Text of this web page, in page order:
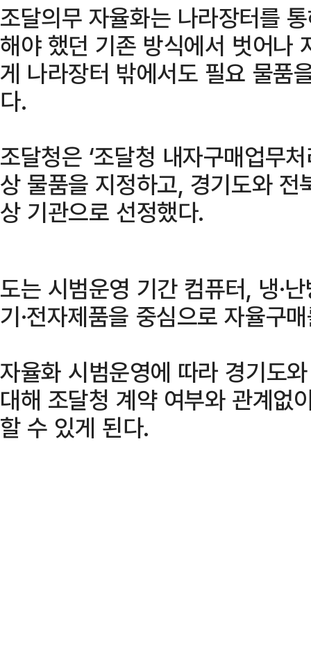
조달의무 자율화는 나라장터를
해야 했던 기존 방식에서 벗어나
게 나라장터 밖에서도 필요 물품
다.
조달청은 ‘조달청 내자구매업무
상 물품을 지정하고, 경기도와
상 기관으로 선정했다.
도는 시범운영 기간 컴퓨터, 냉·
기·전자제품을 중심으로 자율구
자율화 시범운영에 따라 경기도
대해 조달청 계약 여부와 관계없
할 수 있게 된다.